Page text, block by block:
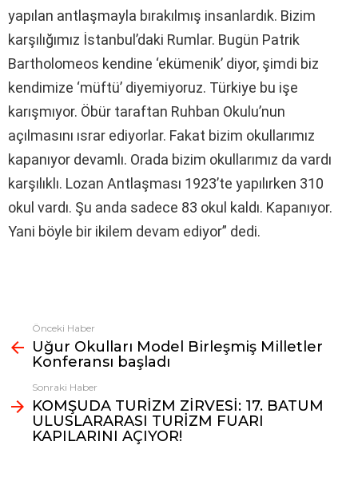
yapılan antlaşmayla bırakılmış insanlardık. Bizim
karşılığımız İstanbul’daki Rumlar. Bugün Patrik
Bartholomeos kendine ‘ekümenik’ diyor, şimdi biz
kendimize ‘müftü’ diyemiyoruz. Türkiye bu işe
karışmıyor. Öbür taraftan Ruhban Okulu’nun
açılmasını ısrar ediyorlar. Fakat bizim okullarımız
kapanıyor devamlı. Orada bizim okullarımız da vardı
karşılıklı. Lozan Antlaşması 1923’te yapılırken 310
okul vardı. Şu anda sadece 83 okul kaldı. Kapanıyor.
Yani böyle bir ikilem devam ediyor” dedi.
Fazlasına
bak
Önceki Haber
Uğur Okulları Model Birleşmiş Milletler
Konferansı başladı
Sonraki Haber
KOMŞUDA TURİZM ZİRVESİ: 17. BATUM
ULUSLARARASI TURİZM FUARI
KAPILARINI AÇIYOR!